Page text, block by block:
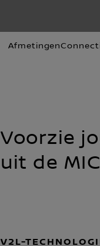
Afmetingen
Voorzie
uit de
V2L-